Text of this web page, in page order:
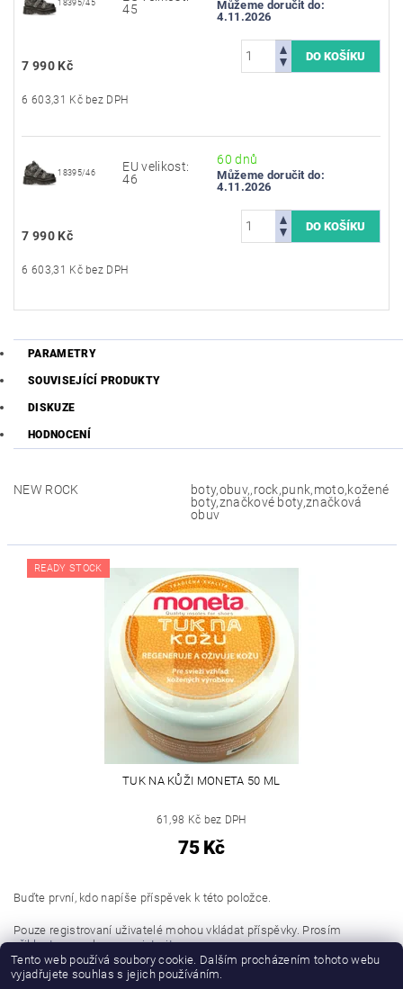
18395/45
45
Můžeme doručit do:
4.11.2026
7 990 Kč
6 603,31 Kč bez DPH
18395/46
EU velikost:
46
60 dnů
Můžeme doručit do:
4.11.2026
7 990 Kč
6 603,31 Kč bez DPH
PARAMETRY
SOUVISEJÍCÍ PRODUKTY
DISKUZE
HODNOCENÍ
NEW ROCK
boty,obuv,,rock,punk,moto,kožené
boty,značkové boty,značková
obuv
READY STOCK
TUK NA KŮŽI MONETA 50 ML
61,98 Kč bez DPH
75 Kč
Buďte první, kdo napíše příspěvek k této položce.
Pouze registrovaní uživatelé mohou vkládat příspěvky. Prosím
přihlaste senebo seregistrujte.
Buďte první, kdo napíše příspěvek k této položce.
Tento web používá soubory cookie. Dalším procházením tohoto webu
vyjadřujete souhlas s jejich používáním.